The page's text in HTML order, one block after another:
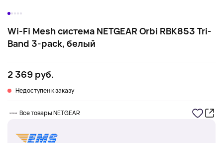
Wi-Fi Mesh система NETGEAR Orbi RBK853 Tri-
Band 3-pack, белый
2 369 руб.
Недоступен к заказу
Все товары NETGEAR